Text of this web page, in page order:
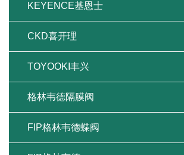
KEYENCE基恩士
CKD喜开理
TOYOOKI丰兴
格林韦德隔膜阀
FIP格林韦德蝶阀